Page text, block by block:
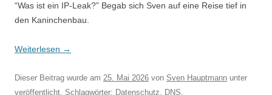
“Was ist ein IP-Leak?” Begab sich Sven auf eine Reise tief in
den Kaninchenbau.
Weiterlesen →
Dieser Beitrag wurde am 25. Mai 2026 von Sven Hauptmann unter
veröffentlicht. Schlagwörter: Datenschutz, DNS,